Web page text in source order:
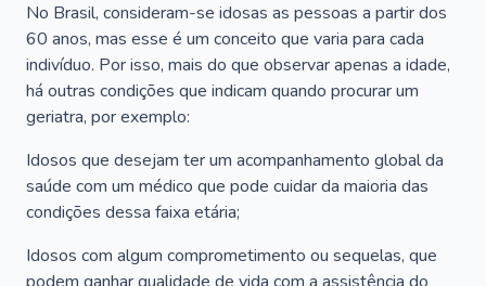
No Brasil, consideram-se idosas as pessoas a partir dos
60 anos, mas esse é um conceito que varia para cada
indivíduo. Por isso, mais do que observar apenas a idade,
há outras condições que indicam quando procurar um
geriatra, por exemplo:
Idosos que desejam ter um acompanhamento global da
saúde com um médico que pode cuidar da maioria das
condições dessa faixa etária;
Idosos com algum comprometimento ou sequelas, que